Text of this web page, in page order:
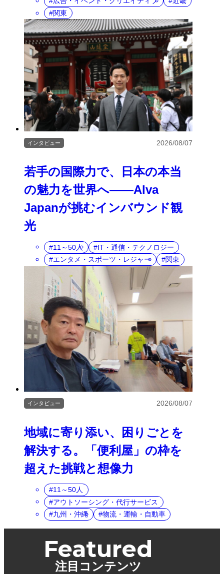
関東
若手の国際力で、日本の本当
の魅力を世界へ――Alva
Japanが挑むインバウンド観
光
インタビュー 2026/08/07
11～50人
IT・通信・テクノロジー
エンタメ・スポーツ・レジャー
関東
地域に寄り添い、困りごとを
解決する。「便利屋」の枠を
超えた挑戦と想像力
インタビュー 2026/08/07
11～50人
アウトソーシング・代行サービス
九州・沖縄
物流・運輸・自動車
Featured
注目コンテンツ